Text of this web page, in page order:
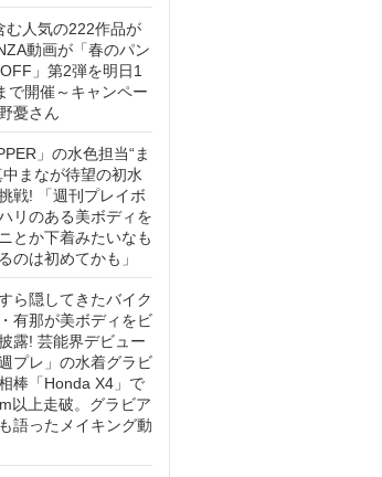
む人気の222作品が
動画が「春のパン
」第2弾を明日1
で開催～キャンペー
憂さん
」の水色担当“ま
中まなが待望の初水
戦! 「週刊プレイボ
リのある美ボディを
とか下着みたいなも
のは初めてかも」
ら隠してきたバイク
有那が美ボディをビ
露! 芸能界デビュー
プレ」の水着グラビ
棒「Honda X4」で
以上走破。グラビア
語ったメイキング動